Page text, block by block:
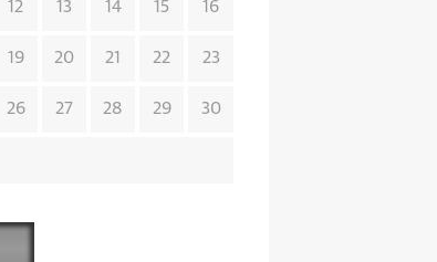
12 13 14 15 16
19 20 21 22 23
26 27 28 29 30